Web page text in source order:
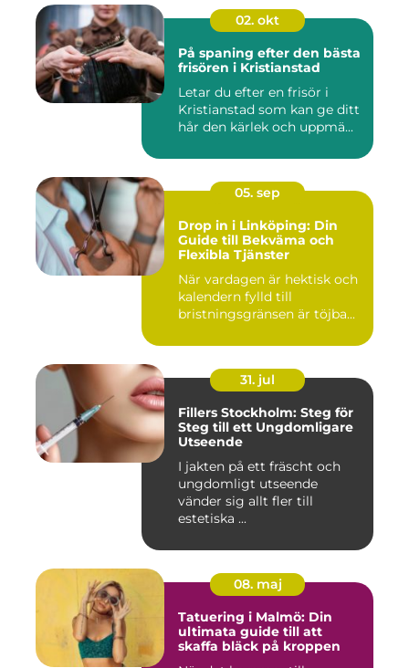
02. okt
På spaning efter den bästa
frisören i Kristianstad
Letar du efter en frisör i
Kristianstad som kan ge ditt
hår den kärlek och uppmä...
05. sep
Drop in i Linköping: Din
Guide till Bekväma och
Flexibla Tjänster
När vardagen är hektisk och
kalendern fylld till
bristningsgränsen är töjba...
31. jul
Fillers Stockholm: Steg för
Steg till ett Ungdomligare
Utseende
I jakten på ett fräscht och
ungdomligt utseende
vänder sig allt fler till
estetiska ...
08. maj
Tatuering i Malmö: Din
ultimata guide till att
skaffa bläck på kroppen